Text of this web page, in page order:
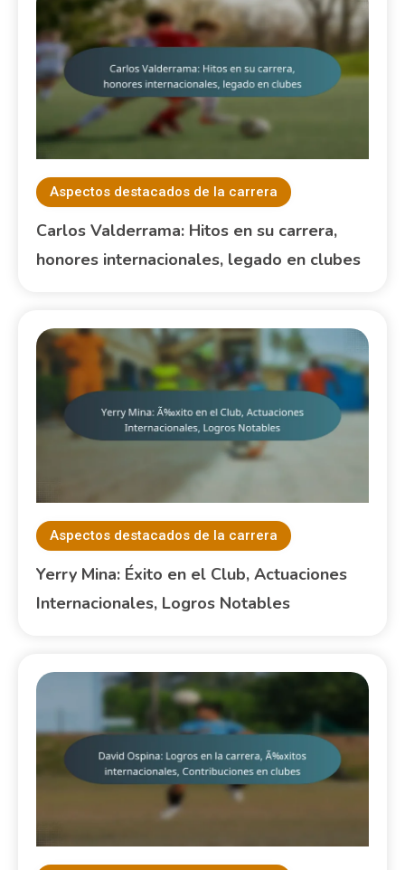
Aspectos destacados de la carrera
Carlos Valderrama: Hitos en su carrera,
honores internacionales, legado en clubes
Aspectos destacados de la carrera
Yerry Mina: Éxito en el Club, Actuaciones
Internacionales, Logros Notables